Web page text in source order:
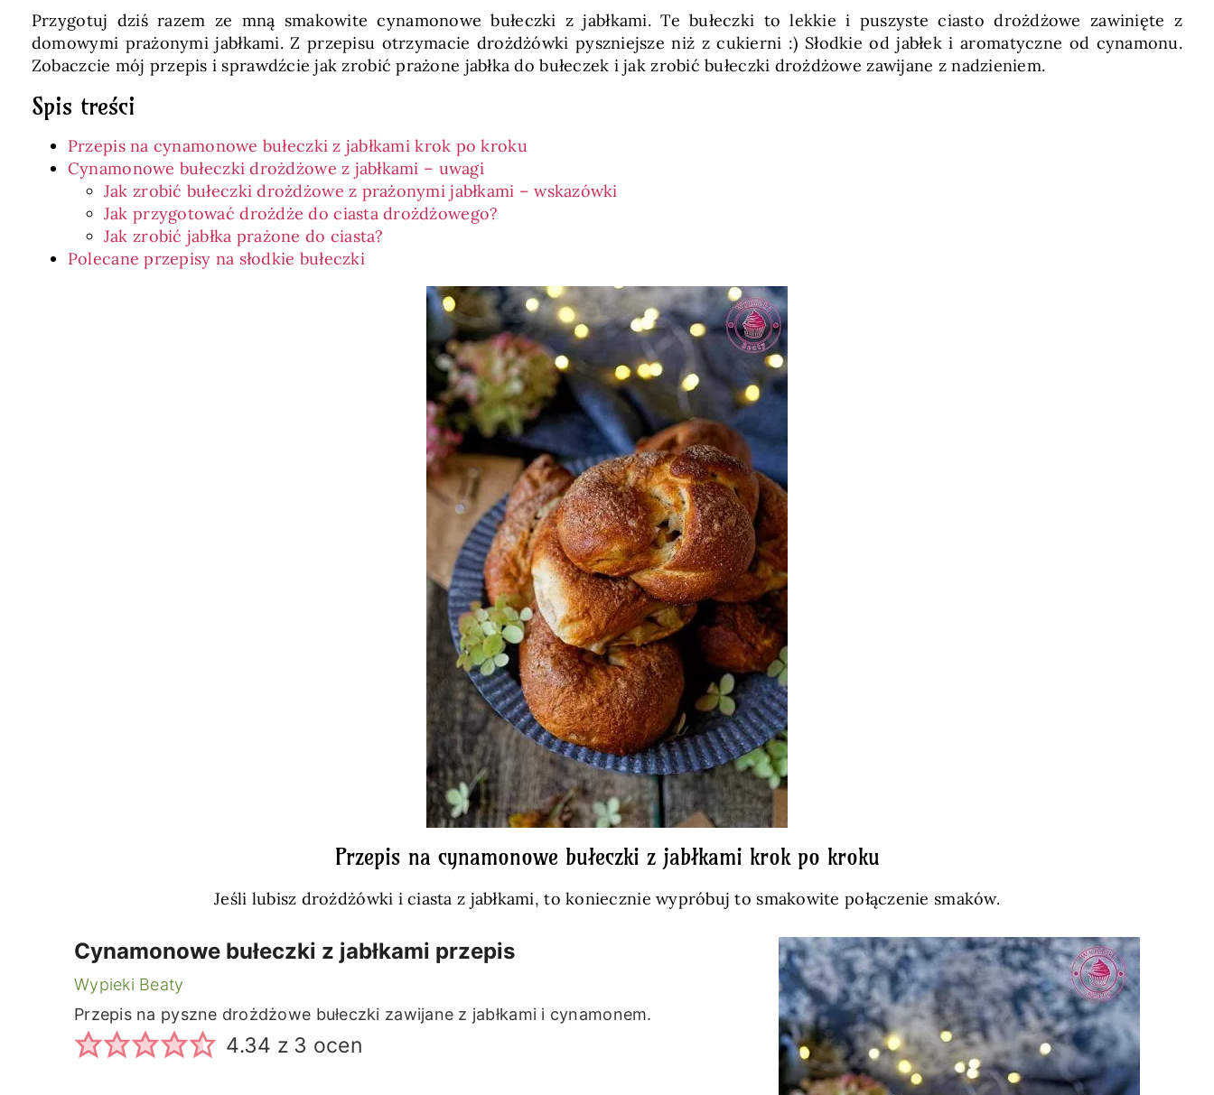
Przygotuj dziś razem ze mną smakowite cynamonowe bułeczki z jabłkami. Te bułeczki to lekkie i puszyste ciasto drożdżowe zawinięte z
domowymi prażonymi jabłkami. Z przepisu otrzymacie drożdżówki pyszniejsze niż z cukierni :) Słodkie od jabłek i aromatyczne od cynamonu.
Zobaczcie mój przepis i sprawdźcie jak zrobić prażone jabłka do bułeczek i jak zrobić bułeczki drożdżowe zawijane z nadzieniem.
Spis treści
Przepis na cynamonowe bułeczki z jabłkami krok po kroku
Cynamonowe bułeczki drożdżowe z jabłkami – uwagi
Jak zrobić bułeczki drożdżowe z prażonymi jabłkami – wskazówki
Jak przygotować drożdże do ciasta drożdżowego?
Jak zrobić jabłka prażone do ciasta?
Polecane przepisy na słodkie bułeczki
Przepis na cynamonowe bułeczki z jabłkami krok po kroku
Jeśli lubisz drożdżówki i ciasta z jabłkami, to koniecznie wypróbuj to smakowite połączenie smaków.
Cynamonowe bułeczki z jabłkami przepis
Wypieki Beaty
Przepis na pyszne drożdżowe bułeczki zawijane z jabłkami i cynamonem.
4.34 z 3 ocen